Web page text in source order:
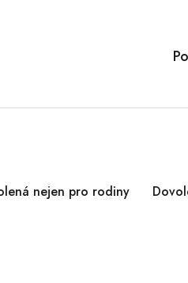
nejen pro rodiny